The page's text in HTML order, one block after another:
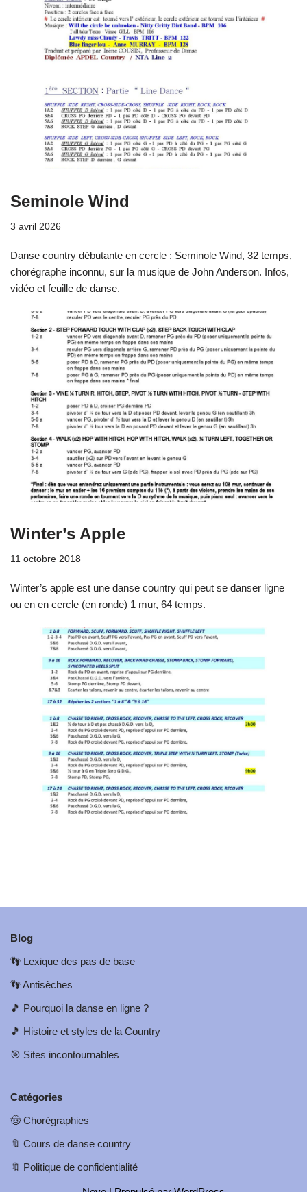
Seminole Wind
3 avril 2026
Danse country débutante en cercle : Seminole Wind, 32 temps,
chorégraphe inconnu, sur la musique de John Anderson. Infos,
vidéo et feuille de danse.
Winter’s Apple
11 octobre 2018
Winter’s apple est une danse country qui peut se danser ligne
ou en en cercle (en ronde) 1 mur, 64 temps.
Blog
👣 Lexique des pas de base
👣Antisèches
🎵 Pourquoi la danse en ligne ?
🎵 Histoire et styles de la Country
🎯 Sites incontournables
Catégories
🤠 Chorégraphies
🔖 Cours de danse country
🔖 Politique de confidentialité